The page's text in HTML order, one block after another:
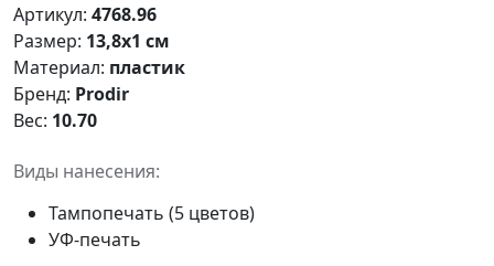
Артикул: 4768.96
Размер: 13,8х1 см
Материал: пластик
Бренд: Prodir
Вес: 10.70
Виды нанесения:
Тампопечать (5 цветов)
УФ-печать